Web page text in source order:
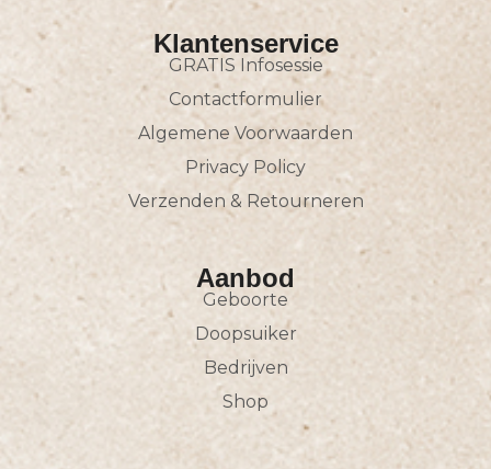
Klantenservice
GRATIS Infosessie
Contactformulier
Algemene Voorwaarden
Privacy Policy
Verzenden & Retourneren
Aanbod
Geboorte
Doopsuiker
Bedrijven
Shop